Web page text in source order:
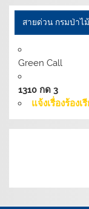
สายด่วน กรมป่าไม้
Green Call
1310 กด 3
แจ้งเรื่องร้อง